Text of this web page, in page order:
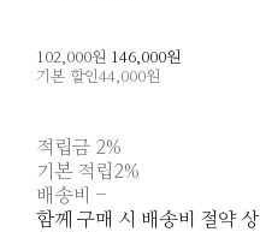
102,000원 146,000원
기본 할인44,000원
적립금 2%
기본 적립2%
배송비 -
함께 구매 시 배송비 절약 상